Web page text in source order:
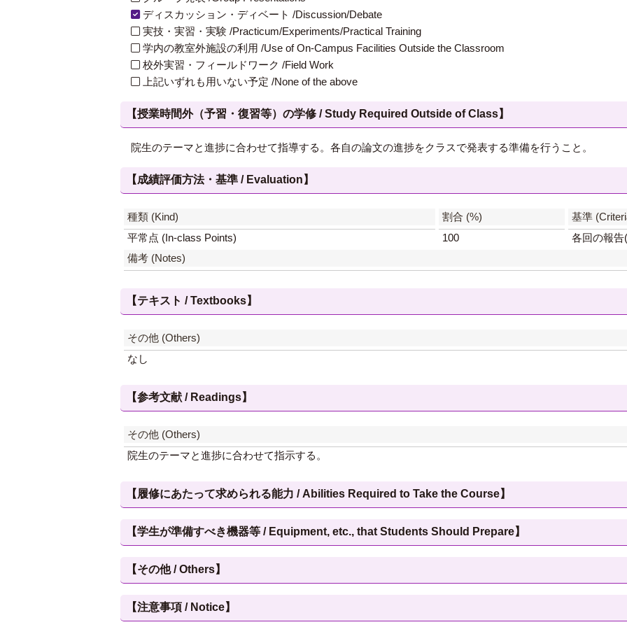
ディスカッション・ディベート /Discussion/Debate
実技・実習・実験 /Practicum/Experiments/Practical Training
学内の教室外施設の利用 /Use of On-Campus Facilities Outside the Classroom
校外実習・フィールドワーク /Field Work
上記いずれも用いない予定 /None of the above
【授業時間外（予習・復習等）の学修 / Study Required Outside of Class】
院生のテーマと進捗に合わせて指導する。各自の論文の進捗をクラスで発表する準備を行うこと。
【成績評価方法・基準 / Evaluation】
種類 (Kind) 割合 (%)
基準
平常点 (In-class Points)
100
各回の報告
備考 (Notes)
【テキスト / Textbooks】
その他 (Others)
なし
【参考文献 / Readings】
その他 (Others)
院生のテーマと進捗に合わせて指示する。
【履修にあたって求められる能力 / Abilities Required to Take the Course】
【学生が準備すべき機器等 / Equipment, etc., that Students Should Prepare】
【その他 / Others】
【注意事項 / Notice】